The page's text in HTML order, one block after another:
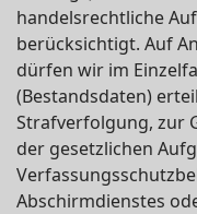
handelsrechtliche
berücksichtigt. Auf
dürfen wir im
(Bestandsdaten)
Strafverfolgung, zur
der gesetzlichen
Abschirmdienstes